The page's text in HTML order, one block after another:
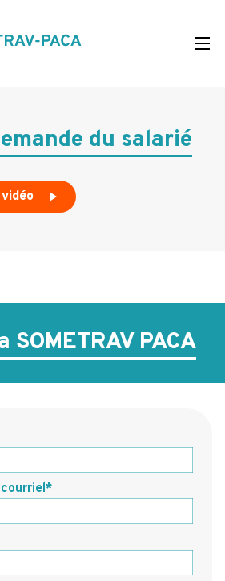
du salarié
PACA